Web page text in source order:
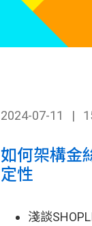
2024-07-11
如何架構金
定性
淺談